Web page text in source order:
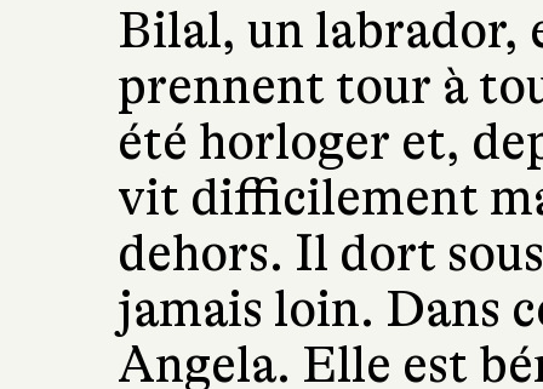
Bilal, un labrador,
prennent tour à
été horloger et,
vit difficilement
dehors. Il dort
jamais loin. Dans
Angela. Elle est